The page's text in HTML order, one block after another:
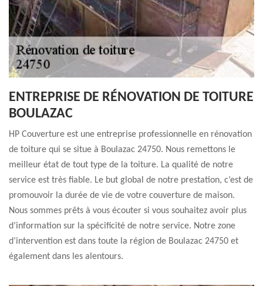
ENTREPRISE DE RÉNOVATION DE TOITURE
BOULAZAC
HP Couverture est une entreprise professionnelle en rénovation
de toiture qui se situe à Boulazac 24750. Nous remettons le
meilleur état de tout type de la toiture. La qualité de notre
service est très fiable. Le but global de notre prestation, c’est de
promouvoir la durée de vie de votre couverture de maison.
Nous sommes prêts à vous écouter si vous souhaitez avoir plus
d’information sur la spécificité de notre service. Notre zone
d’intervention est dans toute la région de Boulazac 24750 et
également dans les alentours.